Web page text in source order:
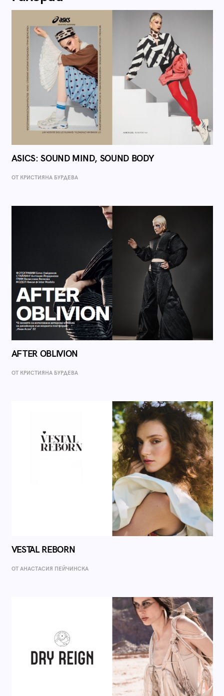
ASICS: SOUND MIND, SOUND BODY
ОТ КРИСТИЯНА БУРДЕВА
AFTER OBLIVION
ОТ КРИСТИЯНА БУРДЕВА
VESTAL REBORN
ОТ AНАСТАСИЯ ПЕЙЧИНСКА